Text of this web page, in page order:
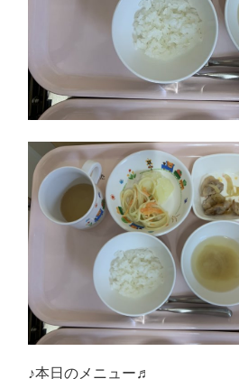
♪本日のメニュー♬